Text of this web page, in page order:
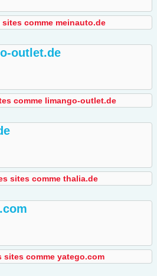
sites comme meinauto.de
outlet.de
comme limango-outlet.de
sites comme thalia.de
sites comme yatego.com